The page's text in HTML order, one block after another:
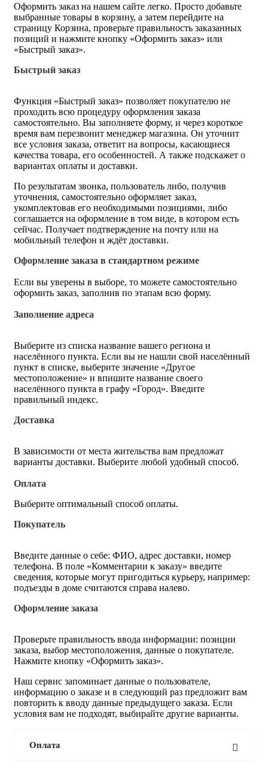
Оформить заказ на нашем сайте легко. Просто добавьте
выбранные товары в корзину, а затем перейдите на
страницу Корзина, проверьте правильность заказанных
позиций и нажмите кнопку «Оформить заказ» или
«Быстрый заказ».
Быстрый заказ
Функция «Быстрый заказ» позволяет покупателю не
проходить всю процедуру оформления заказа
самостоятельно. Вы заполняете форму, и через короткое
время вам перезвонит менеджер магазина. Он уточнит
все условия заказа, ответит на вопросы, касающиеся
качества товара, его особенностей. А также подскажет о
вариантах оплаты и доставки.
По результатам звонка, пользователь либо, получив
уточнения, самостоятельно оформляет заказ,
укомплектовав его необходимыми позициями, либо
соглашается на оформление в том виде, в котором есть
сейчас. Получает подтверждение на почту или на
мобильный телефон и ждёт доставки.
Оформление заказа в стандартном режиме
Если вы уверены в выборе, то можете самостоятельно
оформить заказ, заполнив по этапам всю форму.
Заполнение адреса
Выберите из списка название вашего региона и
населённого пункта. Если вы не нашли свой населённый
пункт в списке, выберите значение «Другое
местоположение» и впишите название своего
населённого пункта в графу «Город». Введите
правильный индекс.
Доставка
В зависимости от места жительства вам предложат
варианты доставки. Выберите любой удобный способ.
Оплата
Выберите оптимальный способ оплаты.
Покупатель
Введите данные о себе: ФИО, адрес доставки, номер
телефона. В поле «Комментарии к заказу» введите
сведения, которые могут пригодиться курьеру, например:
подъезды в доме считаются справа налево.
Оформление заказа
Проверьте правильность ввода информации: позиции
заказа, выбор местоположения, данные о покупателе.
Нажмите кнопку «Оформить заказ».
Наш сервис запоминает данные о пользователе,
информацию о заказе и в следующий раз предложит вам
повторить к вводу данные предыдущего заказа. Если
условия вам не подходят, выбирайте другие варианты.
Оплата